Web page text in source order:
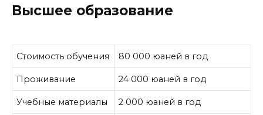
Высшее образование
Стоимость обучения 80 000 юаней в год
Проживание 24 000 юаней в год
Учебные материалы 2 000 юаней в год